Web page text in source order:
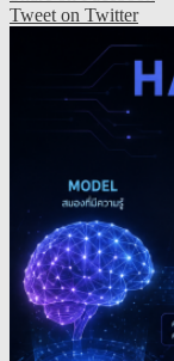
Tweet on Twitter